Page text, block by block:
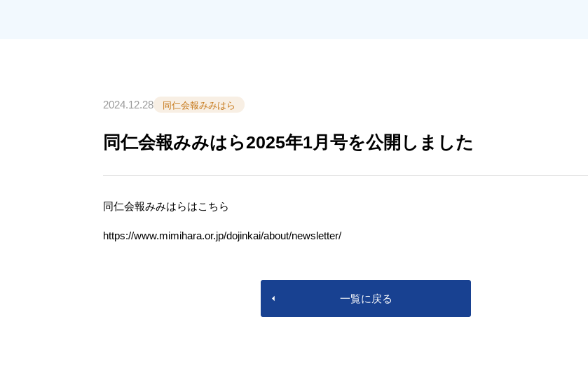
2024.12.28 同仁会報みみはら
同仁会報みみはら2025年1月号を公開しました
同仁会報みみはらはこちら
https://www.mimihara.or.jp/dojinkai/about/newsletter/
一覧に戻る